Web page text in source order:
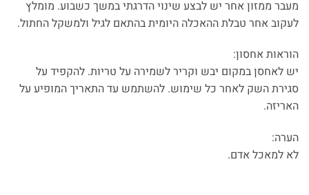
מעבר ממזון אחר יש לבצע שינוי הדרגתי במשך כשבוע. מומלץ
לעקוב אחר טבלת ההאכלה היומית בהתאם לגיל ולמשקל החתול.
הוראות אחסון:
יש לאחסן במקום יבש וקריר לשמירה על טריות. להקפיד על
סגירת השק לאחר כל שימוש. להשתמש עד התאריך המופיע על
האריזה.
הערה:
לא למאכל אדם.